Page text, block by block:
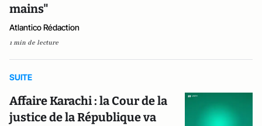
mains"
Atlantico Rédaction
1 min de lecture
SUITE
Affaire Karachi : la Cour de la
justice de la République va